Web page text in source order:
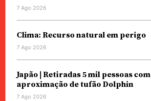
7 Ago 2026
Clima: Recurso natural em perigo
7 Ago 2026
Japão | Retiradas 5 mil pessoas com
aproximação de tufão Dolphin
7 Ago 2026